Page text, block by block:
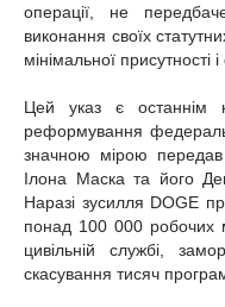
операції, не
виконання своїх
мінімальної
Цей указ є останнім
реформування
значною мірою передав
Ілона Маска та його
Наразі зусилля DOGE
понад 100 000 робочих
цивільній службі,
скасування тисяч програм